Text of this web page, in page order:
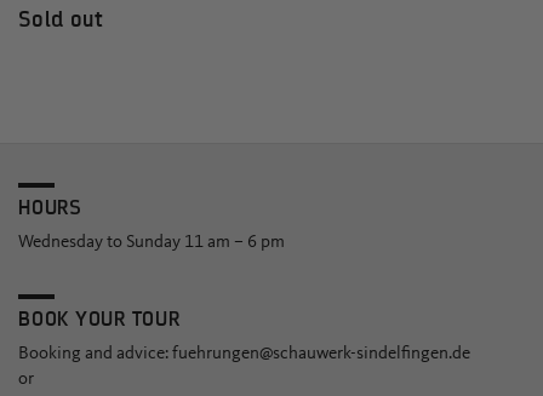
Sold out
HOURS
Wednesday to Sunday 11 am – 6 pm
BOOK YOUR TOUR
Booking and advice: fuehrungen@schauwerk-sindelfingen.de
or